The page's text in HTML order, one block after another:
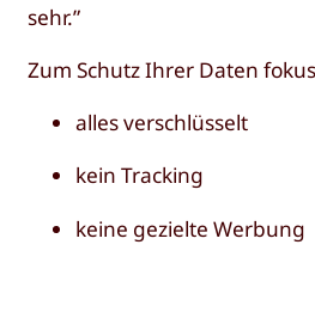
sehr.”
Zum Schutz Ihrer Daten
alles verschlüsselt
kein Tracking
keine gezielte Werbung